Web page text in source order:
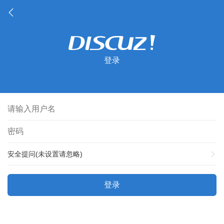
登录
安全提问(未设置请忽略)
登录